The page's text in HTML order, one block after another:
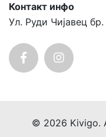
Контакт инфо
Ул. Руди Чијавец
© 2026 Kivigo.